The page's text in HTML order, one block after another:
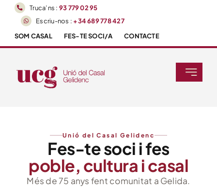
Skip
content
Truca’ns : 93 779 02 95
Escriu-nos : +34 689 778 427
SOM CASAL
FES-TE SOCI/A CONTACTE
Toggle
Activitats
Unió del Casal Gelidenc
Fes-te soci i fes
poble, cultura i casal
Més de 75 anys fent comunitat a Gelida.